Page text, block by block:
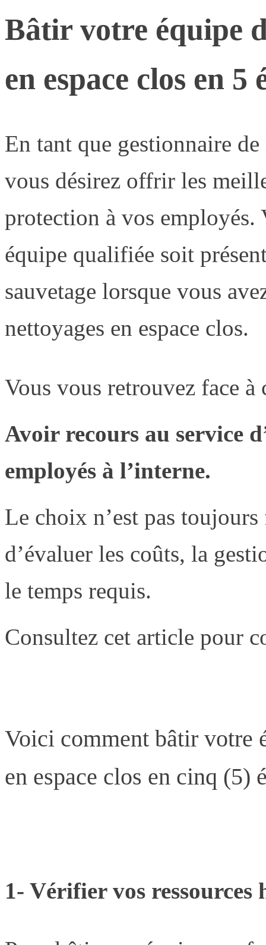
Bâtir votre équipe
en espace clos en 5
En tant que gestionnaire
vous désirez offrir les
protection à vos employés.
équipe qualifiée soit
sauvetage lorsque vous
nettoyages en espace clos.
Vous vous retrouvez face
Avoir recours au service
employés à l’interne.
Le choix n’est pas
d’évaluer les coûts, la
le temps requis.
Consultez cet article pour
Voici comment bâtir votre
en espace clos en cinq (5)
1- Vérifier vos ressources